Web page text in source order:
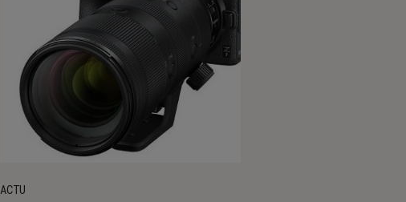
ACTU